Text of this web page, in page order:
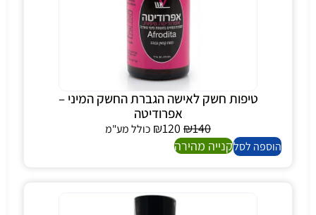
טיפות חשק לאישה הגברת החשק המיני –
אפרודיטה
₪140
₪120
כולל מע"מ
הוספה לסלקנייה מהירה